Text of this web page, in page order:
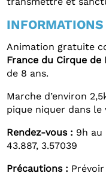
Animation gratuite
France du Cirque de
de 8 ans.
Marche d’environ
pique niquer dans le
Rendez-vous : 9h au
43.887, 3.57039
Précautions :